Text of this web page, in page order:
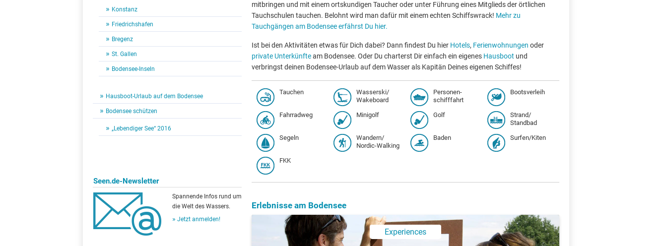
Konstanz
Friedrichshafen
Bregenz
St. Gallen
Bodensee-Inseln
Hausboot-Urlaub auf dem Bodensee
Bodensee schützen
„Lebendiger See“ 2016
Seen.de-Newsletter
Spannende Infos rund um
die Welt des Wassers.
Jetzt anmelden!
mitbringen und mit einem ortskundigen Taucher oder unter Führung eines Mitglieds der örtlichen
Tauchschulen tauchen. Belohnt wird man dafür mit einem echten Schiffswrack! Mehr zu
Tauchgängen am Bodensee erfährst Du hier.
Ist bei den Aktivitäten etwas für Dich dabei? Dann findest Du hier Hotels, Ferienwohnungen oder
private Unterkünfteam Bodensee. Oder Du charterst Dir einfach ein eigenes Hausboot und
verbringst deinen Bodensee-Urlaub auf dem Wasser als Kapitän Deines eigenen Schiffes!
Tauchen
Wasserski/
Wakeboard
Personen-
schifffahrt
Bootsverleih
Fahrradweg Minigolf Golf
Strand/
Standbad
Segeln
Wandern/
Nordic-Walking
Baden Surfen/Kiten
FKK
Erlebnisse am Bodensee
Experiences